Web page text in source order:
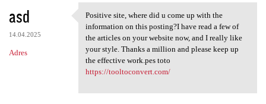
asd
14.04.2025
Adres
Positive site, where did u
Positive site, where did u come up with the
information on this posting?I have read a few of
the articles on your website now, and I really like
your style. Thanks a million and please keep up
the effective work.pes toto
https://tooltoconvert.com/